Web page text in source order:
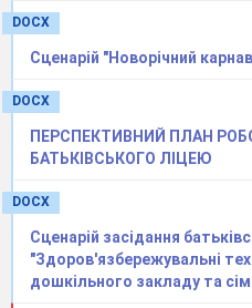
DOCX
Сценарій "Новорічний
DOCX
ПЕРСПЕКТИВНИЙ ПЛАН
БАТЬКІВСЬКОГО ЛІЦЕЮ
DOCX
Сценарій засідання
"Здоров'язбережувальні
дошкільного закладу та